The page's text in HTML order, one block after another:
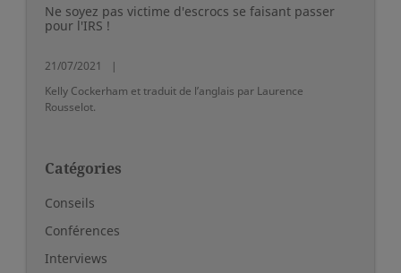
Ne soyez pas victime d'escrocs se faisant passer
pour l'IRS !
21/07/2021
Kelly Cockerham et traduit de l’anglais par Laurence
Rousselot.
Catégories
Conseils
Conférences
Interviews